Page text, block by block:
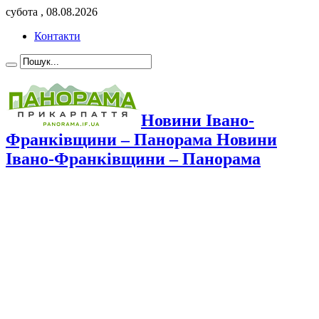
субота , 08.08.2026
Контакти
Новини Івано-
Франківщини – Панорама Новини
Івано-Франківщини – Панорама